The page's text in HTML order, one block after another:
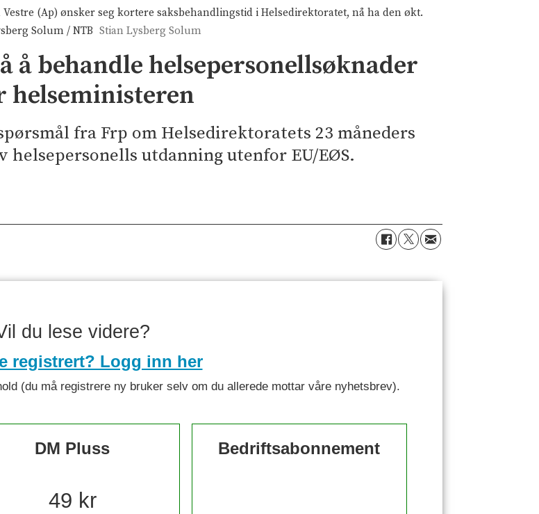
(Ap) ønsker seg kortere saksbehandlingstid i Helsedirektoratet, nå ha den økt.
Solum / NTB Stian Lysberg Solum
å behandle helsepersonellsøknader
helseministeren
fra Frp om Helsedirektoratets 23 måneders
utdanning utenfor EU/EØS.
du lese videre?
registrert? Logg inn her
(du må registrere ny bruker selv om du allerede mottar våre nyhetsbrev).
DM Pluss
49 kr
Bedriftsabonnement